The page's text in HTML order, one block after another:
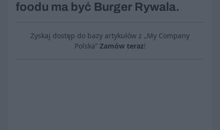
foodu ma być Burger Rywala.
Zyskaj dostęp do bazy artykułów z „My Company
Polska” Zamów teraz!